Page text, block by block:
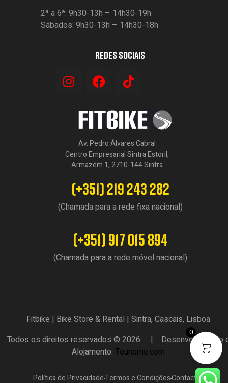
2ª a 6ª: 9h30-13h – 14h30-19h
Sábados: 9h30-13h – 14h30-18h
REDES SOCIAIS
Av. Pedro Álvares Cabral
Centro Empresarial Sintra Estoril,
Armazém 1, 2710-144 Sintra
(+351) 219 243 282
(Chamada para a rede fixa nacional)
(+351) 917 015 894
(Chamada para a rede móvel nacional)
Fitbike | Bike Store & Rental | Sintra, Cascais, Lisboa
Todos os direitos reservados © 2026 | Desenvolvimento
Alojamento:Teunome.com
Política de PrivacidadeTermos e CondiçõesContactos
0